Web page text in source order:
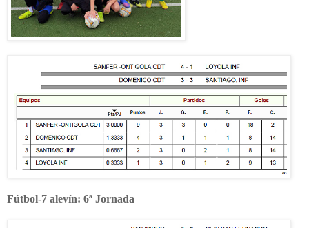
Fútbol-7 alevín: 6ª Jornada